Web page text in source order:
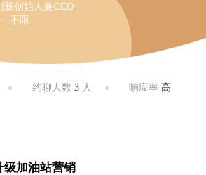
新创始人兼CEO
不限
约聊人数 3人 响应率 高
级加油站营销